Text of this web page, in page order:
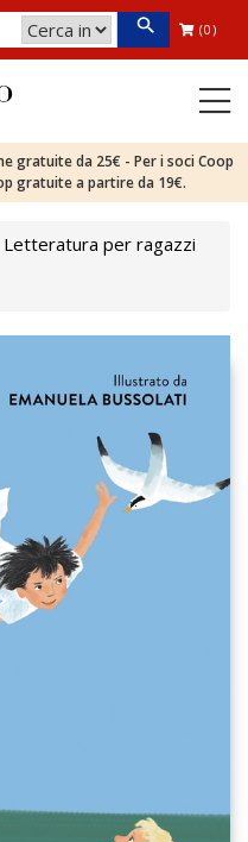
(0)
gratuite da 25€ - Per i soci Coop
gratuite a partire da 19€.
Letteratura per ragazzi